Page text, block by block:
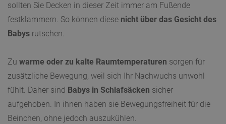
sollten Sie Decken in dieser Zeit immer am Fußende
festklammern. So können diese nicht über das Gesicht des
Babys rutschen.
Zu warme oder zu kalte Raumtemperaturen sorgen für
zusätzliche Bewegung, weil sich Ihr Nachwuchs unwohl
fühlt. Daher sind Babys in Schlafsäcken sicher
aufgehoben. In ihnen haben sie Bewegungsfreiheit für die
Beinchen, ohne jedoch auszukühlen.